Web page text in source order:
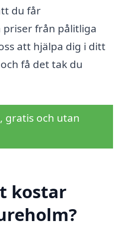
du får
från pålitliga
att hjälpa dig i ditt
få det tak du
gratis och utan
kostar